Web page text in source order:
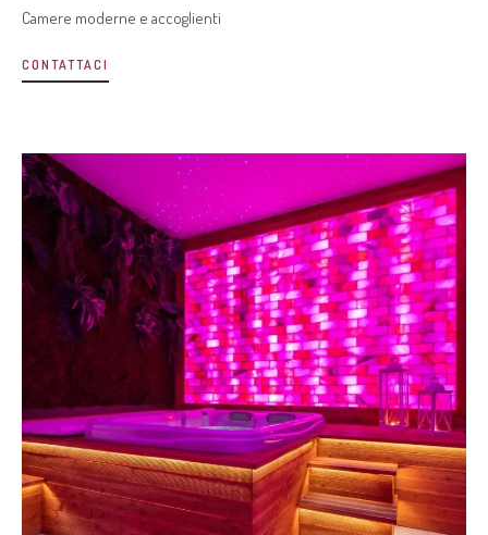
Camere moderne e accoglienti
CONTATTACI